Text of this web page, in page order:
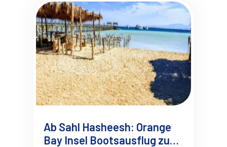
Ab Sahl Hasheesh: Orange
Bay Insel Bootsausflug zum